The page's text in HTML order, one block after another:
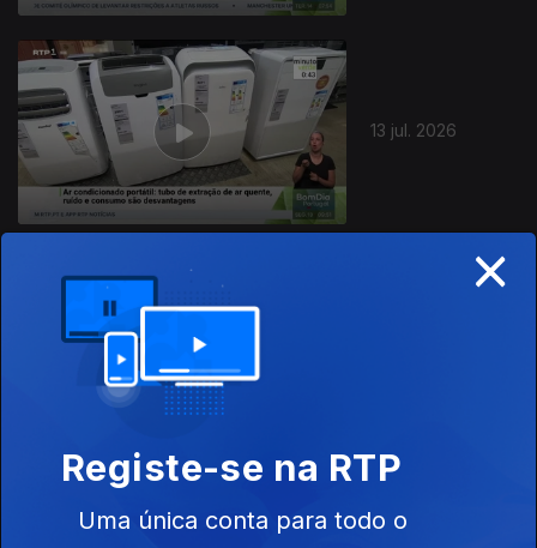
13 jul. 2026
×
Registe-se na RTP
Uma única conta para todo o